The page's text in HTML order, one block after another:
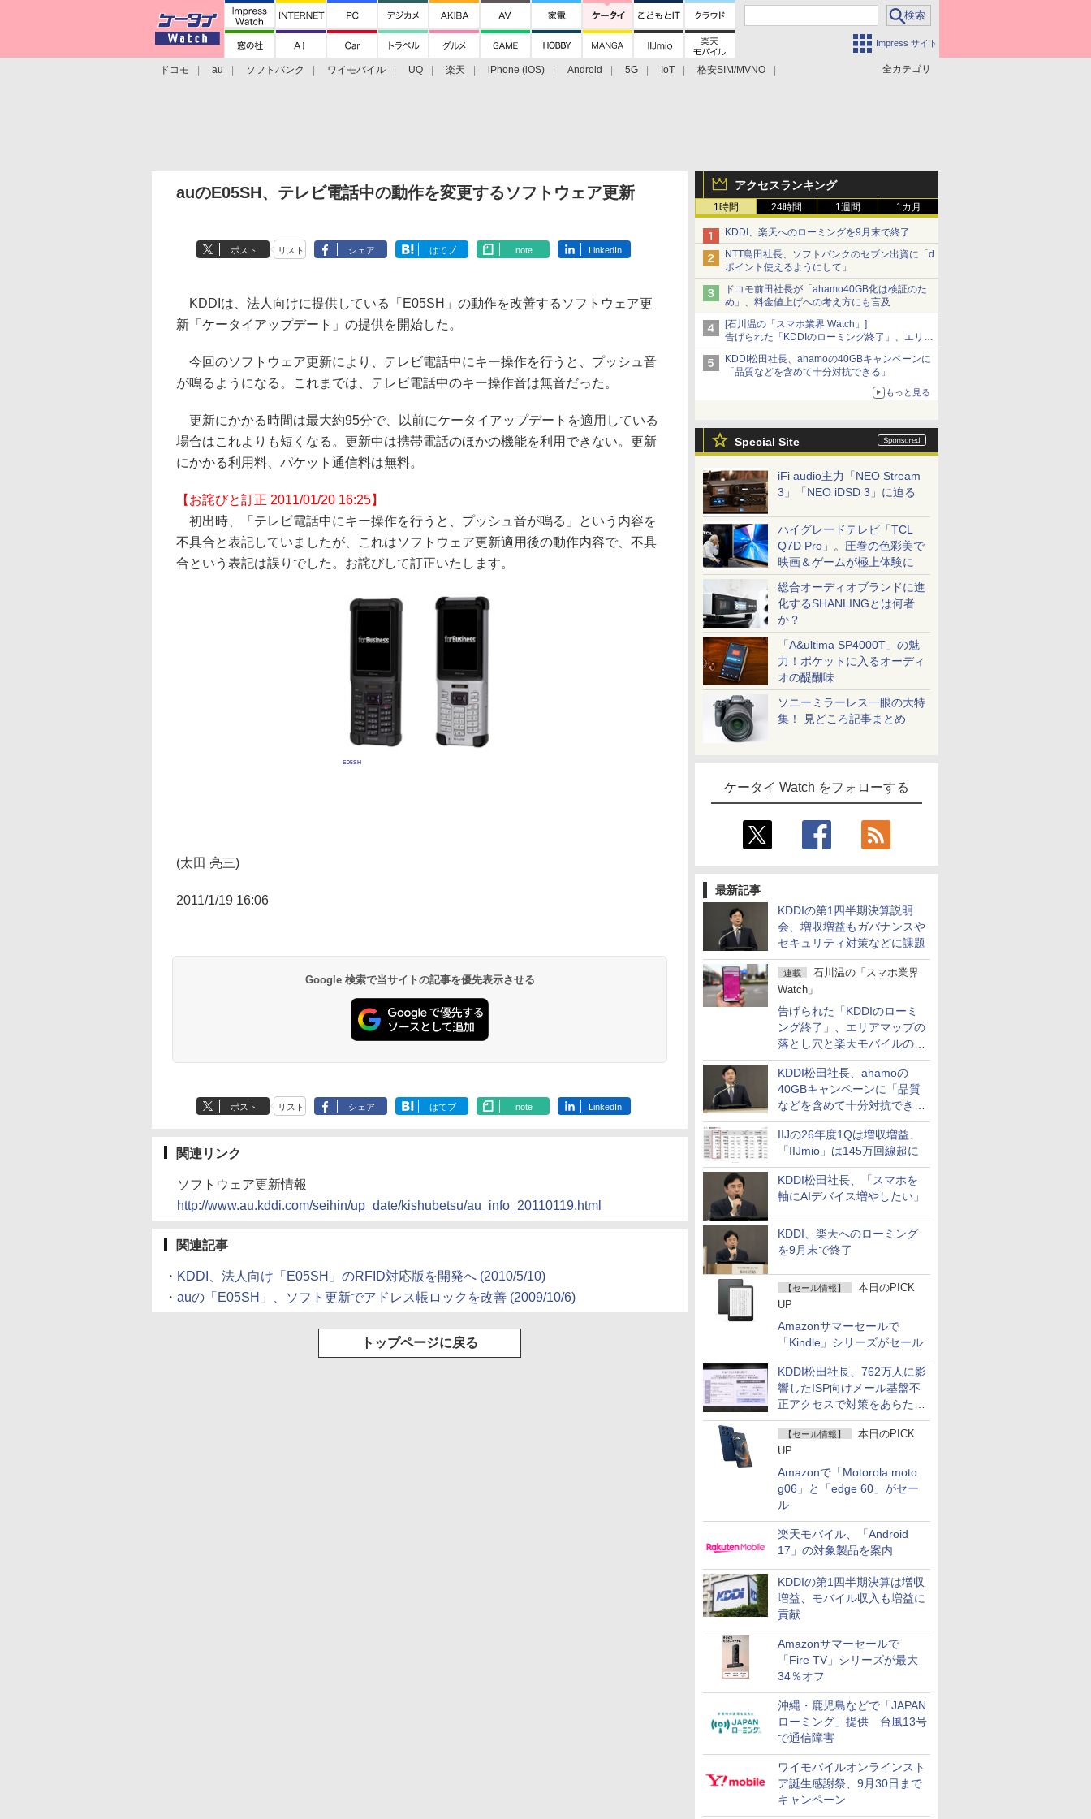
Impress サイト
全カテゴリ
ドコモ au ソフトバンク ワイモバイル UQ 楽天 iPhone (iOS) Android 5G IoT
格安SIM/MVNO
アクセスランキング
1時間 24時間 1週間 1カ月
KDDI、楽天へのローミングを9月末で終了
NTT島田社長、ソフトバンクのセブン出資に「d
ポイント使えるようにして」
ドコモ前田社長が「ahamo40GB化は検証のた
め」、料金値上げへの考え方にも言及
[石川温の「スマホ業界 Watch」]
告げられた「KDDIのローミング終了」、エリア
マップの落とし穴と楽天モバイルの課題
KDDI松田社長、ahamoの40GBキャンペーンに
「品質などを含めて十分対抗できる」
もっと見る
Special Site
iFi audio主力「NEO Stream
3」「NEO iDSD 3」に迫る
ハイグレードテレビ「TCL
Q7D Pro」。圧巻の色彩美で
映画＆ゲームが極上体験に
総合オーディオブランドに進
化するSHANLINGとは何者
か？
「A&ultima SP4000T」の魅
力！ポケットに入るオーディ
オの醍醐味
ソニーミラーレス一眼の大特
集！ 見どころ記事まとめ
ケータイ Watch をフォローする
最新記事
KDDIの第1四半期決算説明
会、増収増益もガバナンスや
セキュリティ対策などに課題
連載
石川温の「スマホ業界
Watch」
告げられた「KDDIのローミ
ング終了」、エリアマップの
落とし穴と楽天モバイルの課
題
KDDI松田社長、ahamoの
40GBキャンペーンに「品質
などを含めて十分対抗でき
る」
IIJの26年度1Qは増収増益、
「IIJmio」は145万回線超に
KDDI松田社長、「スマホを
軸にAIデバイス増やしたい」
KDDI、楽天へのローミング
を9月末で終了
【セール情報】
本日のPICK
UP
Amazonサマーセールで
「Kindle」シリーズがセール
KDDI松田社長、762万人に影
響したISP向けメール基盤不
正アクセスで対策をあらため
て説明
【セール情報】
本日のPICK
UP
Amazonで「Motorola moto
g06」と「edge 60」がセー
ル
楽天モバイル、「Android
17」の対象製品を案内
KDDIの第1四半期決算は増収
増益、モバイル収入も増益に
貢献
Amazonサマーセールで
「Fire TV」シリーズが最大
34％オフ
沖縄・鹿児島などで「JAPAN
ローミング」提供 台風13号
で通信障害
ワイモバイルオンラインスト
ア誕生感謝祭、9月30日まで
キャンペーン
auのE05SH、テレビ電話中の動作を変更するソフトウェア更新
ポスト リスト シェア はてブ note LinkedIn
KDDIは、法人向けに提供している「E05SH」の動作を改善するソフトウェア更
新「ケータイアップデート」の提供を開始した。
今回のソフトウェア更新により、テレビ電話中にキー操作を行うと、プッシュ音
が鳴るようになる。これまでは、テレビ電話中のキー操作音は無音だった。
更新にかかる時間は最大約95分で、以前にケータイアップデートを適用している
場合はこれよりも短くなる。更新中は携帯電話のほかの機能を利用できない。更新
にかかる利用料、パケット通信料は無料。
【お詫びと訂正 2011/01/20 16:25】
初出時、「テレビ電話中にキー操作を行うと、プッシュ音が鳴る」という内容を
不具合と表記していましたが、これはソフトウェア更新適用後の動作内容で、不具
合という表記は誤りでした。お詫びして訂正いたします。
E05SH
(太田 亮三)
2011/1/19 16:06
Google 検索で当サイトの記事を優先表示させる
ポスト リスト シェア はてブ note LinkedIn
関連リンク
ソフトウェア更新情報
http://www.au.kddi.com/seihin/up_date/kishubetsu/au_info_20110119.html
関連記事
・ KDDI、法人向け「E05SH」のRFID対応版を開発へ (2010/5/10)
・ auの「E05SH」、ソフト更新でアドレス帳ロックを改善 (2009/10/6)
トップページに戻る